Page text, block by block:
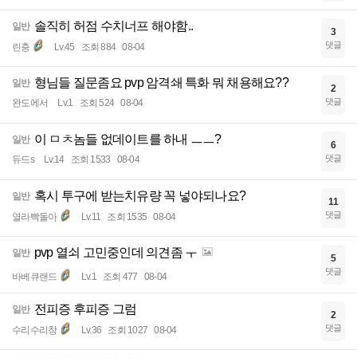
일반 솔직히 허점 수치너프 해야함..
린충 Lv.45 조회 884 08-04
3
댓글
일반 형님들 질문좀요 pvp 암격쇄 특화 뭐 채용해요??
완도에서 Lv.1 조회 524 08-04
2
댓글
일반 이 ㅁㅊ놈들 없데이트를 하내 ㅡㅡ?
듀드s Lv.14 조회 1533 08-04
6
댓글
일반 혹시 투구에 받는치유량 꼭 넣야되나요?
열라빡돌아 Lv.11 조회 1535 08-04
11
댓글
일반 pvp 열쇠 고민중인데 의견좀 ㅜ
바베큐랜드 Lv.1 조회 477 08-04
5
댓글
일반 전피증 후피증 그럼
수리수리창 Lv.36 조회 1027 08-04
2
댓글